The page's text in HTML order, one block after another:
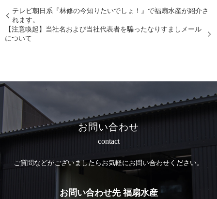
テレビ朝日系『林修の今知りたいでしょ！』で福扇水産が紹介さ
れます。
【注意喚起】当社名および当社代表者を騙ったなりすましメール
について
お問い合わせ
contact
ご質問などがございましたら お気軽にお問い合わせください。
お問い合わせ先 福扇水産